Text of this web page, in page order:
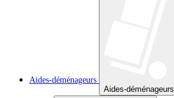
Aides-déménageurs
Aides-déménageurs